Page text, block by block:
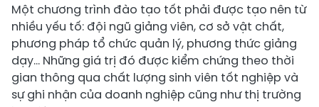
Một chương trình đào tạo tốt phải được tạo nên từ
nhiều yếu tố: đội ngũ giảng viên, cơ sở vật chất,
phương pháp tổ chức quản lý, phương thức giảng
dạy... Những giá trị đó được kiểm chứng theo thời
gian thông qua chất lượng sinh viên tốt nghiệp và
sự ghi nhận của doanh nghiệp cũng như thị trường